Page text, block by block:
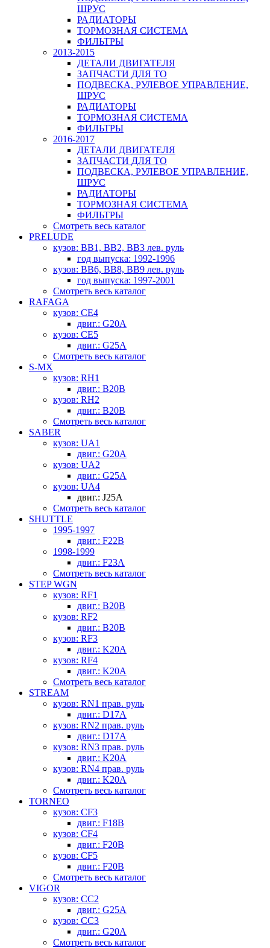
ШРУС
РАДИАТОРЫ
ТОРМОЗНАЯ СИСТЕМА
ФИЛЬТРЫ
2013-2015
ДЕТАЛИ ДВИГАТЕЛЯ
ЗАПЧАСТИ ДЛЯ ТО
ПОДВЕСКА, РУЛЕВОЕ УПРАВЛЕНИЕ,
ШРУС
РАДИАТОРЫ
ТОРМОЗНАЯ СИСТЕМА
ФИЛЬТРЫ
2016-2017
ДЕТАЛИ ДВИГАТЕЛЯ
ЗАПЧАСТИ ДЛЯ ТО
ПОДВЕСКА, РУЛЕВОЕ УПРАВЛЕНИЕ,
ШРУС
РАДИАТОРЫ
ТОРМОЗНАЯ СИСТЕМА
ФИЛЬТРЫ
Смотреть весь каталог
PRELUDE
кузов: BB1, BB2, BB3 лев. руль
год выпуска: 1992-1996
кузов: BB6, BB8, BB9 лев. руль
год выпуска: 1997-2001
Смотреть весь каталог
RAFAGA
кузов: CE4
двиг.: G20A
кузов: CE5
двиг.: G25A
Смотреть весь каталог
S-MX
кузов: RH1
двиг.: B20B
кузов: RH2
двиг.: B20B
Смотреть весь каталог
SABER
кузов: UA1
двиг.: G20A
кузов: UA2
двиг.: G25A
кузов: UA4
двиг.: J25A
Смотреть весь каталог
SHUTTLE
1995-1997
двиг.: F22B
1998-1999
двиг.: F23A
Смотреть весь каталог
STEP WGN
кузов: RF1
двиг.: B20B
кузов: RF2
двиг.: B20B
кузов: RF3
двиг.: K20A
кузов: RF4
двиг.: K20A
Смотреть весь каталог
STREAM
кузов: RN1 прав. руль
двиг.: D17A
кузов: RN2 прав. руль
двиг.: D17A
кузов: RN3 прав. руль
двиг.: K20A
кузов: RN4 прав. руль
двиг.: K20A
Смотреть весь каталог
TORNEO
кузов: CF3
двиг.: F18B
кузов: CF4
двиг.: F20B
кузов: CF5
двиг.: F20B
Смотреть весь каталог
VIGOR
кузов: CC2
двиг.: G25A
кузов: CC3
двиг.: G20A
Смотреть весь каталог